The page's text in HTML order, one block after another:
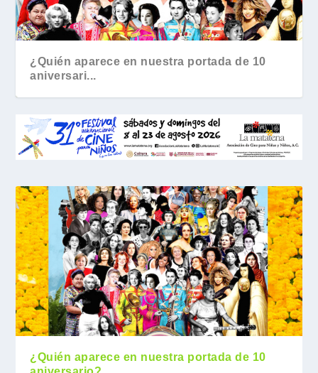
¿Quién aparece en nuestra portada de 10
aniversari...
¿Quién aparece en nuestra portada de 10